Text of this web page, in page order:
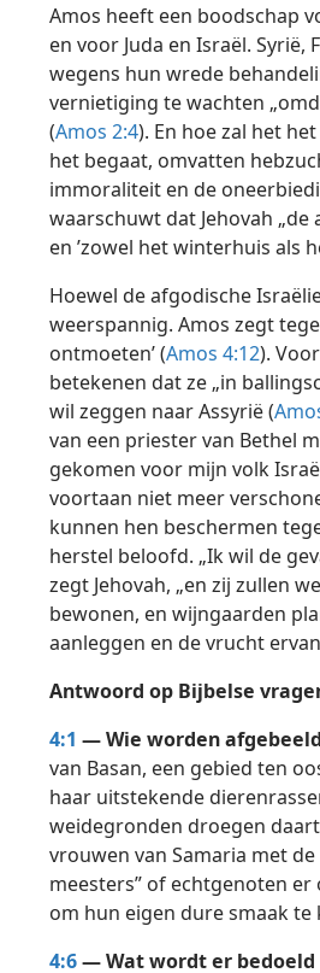
Amos heeft een boodschap
en voor Juda en Israël.
wegens hun wrede
vernietiging te wachten
(Amos 2:4). En hoe zal het
het begaat, omvatten
immoraliteit en de
waarschuwt dat Jehovah
en ’zowel het winterhuis als
Hoewel de afgodische
weerspannig. Amos zegt
ontmoeten’ (Amos 4:12).
betekenen dat ze „in
wil zeggen naar Assyrië (
van een priester van Bethel
gekomen voor mijn volk
voortaan niet meer
kunnen hen beschermen
herstel beloofd. „Ik wil de
zegt Jehovah, „en zij zullen
bewonen, en wijngaarden
aanleggen en de vrucht
Antwoord op Bijbelse
4:1 — Wie worden
van Basan, een gebied ten
haar uitstekende
weidegronden droegen
vrouwen van Samaria met
meesters” of echtgenoten
om hun eigen dure smaak
4:6— Wat wordt er bedoeld